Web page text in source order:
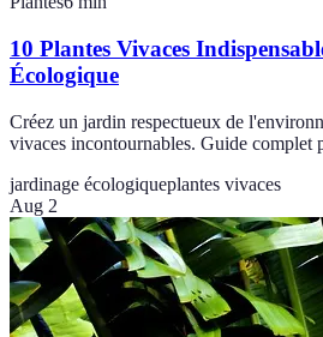
10 Plantes Vivaces
Écologique
Créez un jardin respectueux de
vivaces incontournables. Guide complet
jardinage écologiqueplantes vivaces
Aug 2